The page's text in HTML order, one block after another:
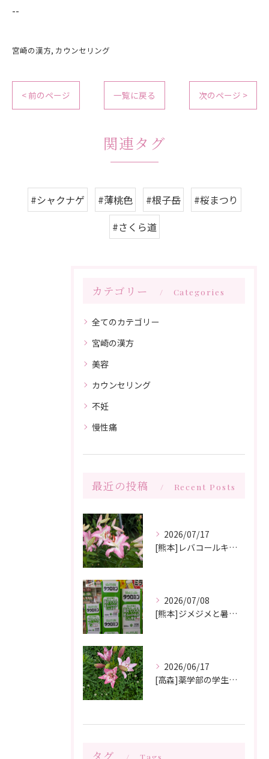
--
宮崎の漢方 カウンセリング
< 前のページ 一覧に戻る 次のページ >
関連タグ
#シャクナゲ #薄桃色 #根子岳
#桜まつり
#さくら道
カテゴリー Categories
全てのカテゴリー
宮崎の漢方
美容
カウンセリング
不妊
慢性痛
最近の投稿 Recent Posts
2026/07/17
[熊本]レバコールキャンペーン＆ガチャガチャ抽選会やっています‼️
2026/07/08
[熊本]ジメジメと暑い夏痒くてたまらない、皮膚炎が治らない、蕁麻疹が出やすくて悩んでいる方いませんか⁉️タウロミン錠でいつの間にか治ってしまったと大好評です💞
2026/06/17
[高森]薬学部の学生さんが薬局製剤の実習にきてくれました✨桂枝茯苓丸つくり楽しかった!と帰って行きました☺️
タグ Tags